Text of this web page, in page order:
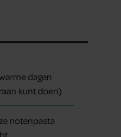
dagen
kunt doen)
notenpasta